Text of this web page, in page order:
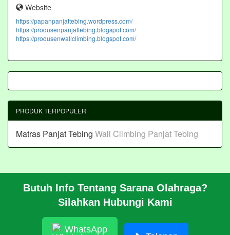
Website
https://papanpanjattebing.wordpress.com/
https://produsenpanjattebing.blogspot.com/
https://produsenwallclimbing.blogspot.com/
Butuh Info Tentang Sarana Olahraga?
Silahkan Hubungi Kami
WhatsApp
PRODUK TERPOPULER
Matras Panjat Tebing Wall Climbing Panjat Tebing
CARA PESAN